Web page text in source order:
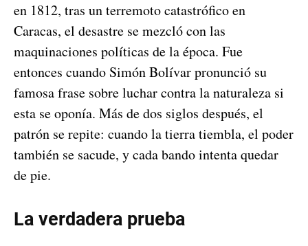
en 1812, tras un terremoto catastrófico en
Caracas, el desastre se mezcló con las
maquinaciones políticas de la época. Fue
entonces cuando Simón Bolívar pronunció su
famosa frase sobre luchar contra la naturaleza si
esta se oponía. Más de dos siglos después, el
patrón se repite: cuando la tierra tiembla, el poder
también se sacude, y cada bando intenta quedar
de pie.
La verdadera prueba